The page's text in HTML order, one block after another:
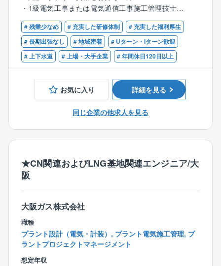
◎安定的且つ安全な水・環境の創造と保全に貢献する
ことを使命とし、以下のような幅広い業務をお任せし
ます。
＜具体的には＞
○上下水道、排水処理などプラント施設における施工計
画の立案
○現場での工程管理、安全管理、品質管理、施工マネジ
メント全般
推進
対応業務
○環境・省エネに配慮した施工手法の導入検討や、技術
提案資料の作成 など
○担当設備：強電設備や自家発電・電源設備や監視制御
などの計装設備
※出張は全国の現場となります
＜働き方・手当など＞
◎年間休日131日
◎月平均残業30h程度
・1級電気工事または電気通信工事施工管理技士
・監理技術者(電気工事または電気通信）
# 残業少なめ # 充実した研修体制
# 充実した福利厚生
# 長期出張なし
# 地域密着
# Uターン・Iターン歓迎
# 上下水道
# 上場・大手企業 # 年間休日120日以上
お気に入り 詳細を見る
同じ企業の他求人を見る
★CN関連およびLNG基地関連エンジニア/大
阪
大阪ガス株式会社
職種
プラント設計（電気・計装）, プラント電気施工管理, プ
ラントプロジェクトマネージメント
想定年収